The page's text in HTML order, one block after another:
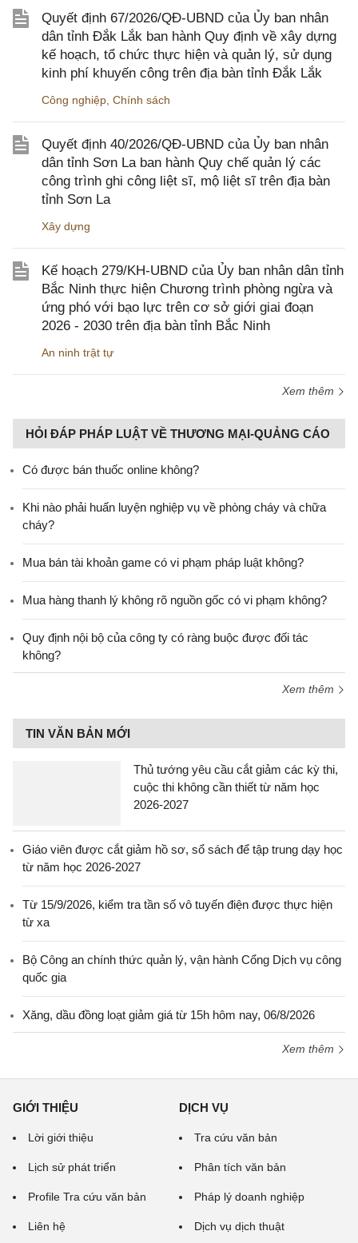
Quyết định 67/2026/QĐ-UBND của Ủy ban nhân
dân tỉnh Đắk Lắk ban hành Quy định về xây dựng
kế hoạch, tổ chức thực hiện và quản lý, sử dụng
kinh phí khuyến công trên địa bàn tỉnh Đắk Lắk
Công nghiệp Chính sách
Quyết định 40/2026/QĐ-UBND của Ủy ban nhân
dân tỉnh Sơn La ban hành Quy chế quản lý các
công trình ghi công liệt sĩ, mộ liệt sĩ trên địa bàn
tỉnh Sơn La
Xây dựng
Kế hoạch 279/KH-UBND của Ủy ban nhân dân tỉnh
Bắc Ninh thực hiện Chương trình phòng ngừa và
ứng phó với bạo lực trên cơ sở giới giai đoạn
2026 - 2030 trên địa bàn tỉnh Bắc Ninh
An ninh trật tự
Xem thêm
HỎI ĐÁP PHÁP LUẬT VỀ THƯƠNG MẠI-QUẢNG CÁO
Có được bán thuốc online không?
Khi nào phải huấn luyện nghiệp vụ về phòng cháy và chữa
cháy?
Mua bán tài khoản game có vi phạm pháp luật không?
Mua hàng thanh lý không rõ nguồn gốc có vi phạm không?
Quy định nội bộ của công ty có ràng buộc được đối tác
không?
Xem thêm
TIN VĂN BẢN MỚI
Thủ tướng yêu cầu cắt giảm các kỳ thi,
cuộc thi không cần thiết từ năm học
2026-2027
Giáo viên được cắt giảm hồ sơ, sổ sách để tập trung dạy học
từ năm học 2026-2027
Từ 15/9/2026, kiểm tra tần số vô tuyến điện được thực hiện
từ xa
Bộ Công an chính thức quản lý, vận hành Cổng Dịch vụ công
quốc gia
Xăng, dầu đồng loạt giảm giá từ 15h hôm nay, 06/8/2026
Xem thêm
GIỚI THIỆU
Lời giới thiệu
Lịch sử phát triển
Profile Tra cứu văn bản
Liên hệ
DỊCH VỤ
Tra cứu văn bản
Phân tích văn bản
Pháp lý doanh nghiệp
Dịch vụ dịch thuật